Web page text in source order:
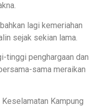
lagi kemeriahan
sejak sekian lama.
tinggi penghargaan dan
sama meraikan
Kampung